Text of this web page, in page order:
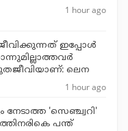
1 hour ago
ഇപ്പോൾ
ലെന
1 hour ago
നേടാത്ത 'സെഞ്ച്വറി'
പന്ത്